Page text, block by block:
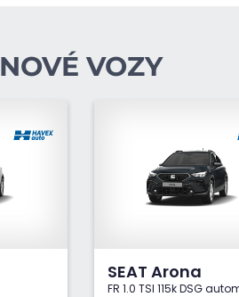
NOVÉ VOZY
SEAT Arona
FR 1.0 TSI 115k DSG